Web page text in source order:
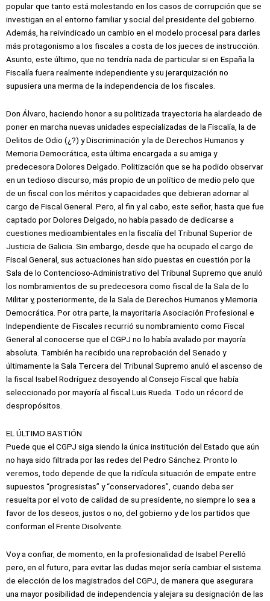
popular que tanto está molestando en los casos de corrupción que se
investigan en el entorno familiar y social del presidente del gobierno.
Además, ha reivindicado un cambio en el modelo procesal para darles
más protagonismo a los fiscales a costa de los jueces de instrucción.
Asunto, este último, que no tendría nada de particular si en España la
Fiscalía fuera realmente independiente y su jerarquización no
supusiera una merma de la independencia de los fiscales.
Don Álvaro, haciendo honor a su politizada trayectoria ha alardeado de
poner en marcha nuevas unidades especializadas de la Fiscalía, la de
Delitos de Odio (¿?) y Discriminación y la de Derechos Humanos y
Memoria Democrática, esta última encargada a su amiga y
predecesora Dolores Delgado. Politización que se ha podido observar
en un tedioso discurso, más propio de un político de medio pelo que
de un fiscal con los méritos y capacidades que debieran adornar al
cargo de Fiscal General. Pero, al fin y al cabo, este señor, hasta que fue
captado por Dolores Delgado, no había pasado de dedicarse a
cuestiones medioambientales en la fiscalía del Tribunal Superior de
Justicia de Galicia. Sin embargo, desde que ha ocupado el cargo de
Fiscal General, sus actuaciones han sido puestas en cuestión por la
Sala de lo Contencioso-Administrativo del Tribunal Supremo que anuló
los nombramientos de su predecesora como fiscal de la Sala de lo
Militar y, posteriormente, de la Sala de Derechos Humanos y Memoria
Democrática. Por otra parte, la mayoritaria Asociación Profesional e
Independiente de Fiscales recurrió su nombramiento como Fiscal
General al conocerse que el CGPJ no lo había avalado por mayoría
absoluta. También ha recibido una reprobación del Senado y
últimamente la Sala Tercera del Tribunal Supremo anuló el ascenso de
la fiscal Isabel Rodríguez desoyendo al Consejo Fiscal que había
seleccionado por mayoría al fiscal Luis Rueda. Todo un récord de
despropósitos.
EL ÚLTIMO BASTIÓN
Puede que el CGPJ siga siendo la única institución del Estado que aún
no haya sido filtrada por las redes del Pedro Sánchez. Pronto lo
veremos, todo depende de que la ridícula situación de empate entre
supuestos “progresistas” y “conservadores”, cuando deba ser
resuelta por el voto de calidad de su presidente, no siempre lo sea a
favor de los deseos, justos o no, del gobierno y de los partidos que
conforman el Frente Disolvente.
Voy a confiar, de momento, en la profesionalidad de Isabel Perelló
pero, en el futuro, para evitar las dudas mejor sería cambiar el sistema
de elección de los magistrados del CGPJ, de manera que asegurara
una mayor posibilidad de independencia y alejara su designación de las